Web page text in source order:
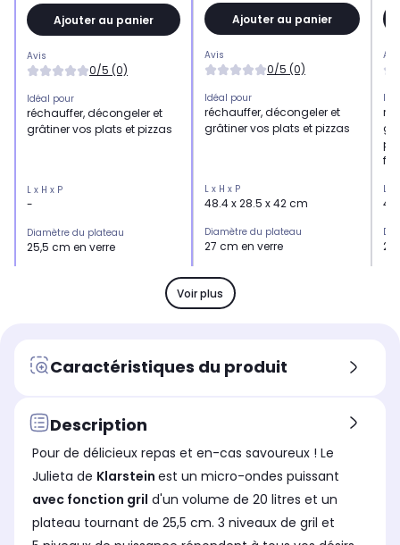
Ajouter au panier
Avis
0/5 (0)
Idéal pour
réchauffer, décongeler et
grâtiner vos plats et pizzas
L x H x P
-
Diamètre du plateau
25,5 cm en verre
Puissance du micro ondes
Installation
à poser
Volume
20 L
Fonction vapeur avec
générateur interne
Non
Ajouter au panier
Avis
0/5 (0)
Idéal pour
réchauffer, décongeler et
grâtiner vos plats et pizzas
L x H x P
48.4 x 28.5 x 42 cm
Diamètre du plateau
27 cm en verre
Type de commande
boutons
Puissance du micro ondes
Volume
25 L
Fonction vapeur avec générateur
interne
Non
L x
Voir plus
Caractéristiques du produit
Description
Pour de délicieux repas et en-cas savoureux ! Le
Julieta de Klarstein est un micro-ondes puissant
avec fonction gril d'un volume de 20 litres et un
plateau tournant de 25,5 cm. 3 niveaux de gril et